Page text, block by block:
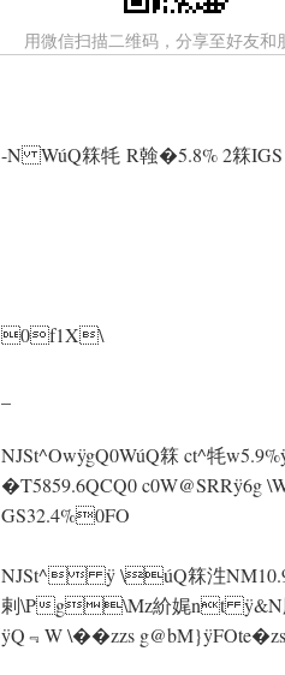
用微信扫描二维码，分享至好友和
-N WúQ箖牦 R螒�5.8% 2箖IGS
0f1X\
NJSt^O w ÿgQ0WúQ箖 ct^牦
�T5859.6QCQ0 c0W@SRR ÿ6g
GS32.4%0FO
NJSt^ ÿ \úQ箖泩
剌\Pg\Mz紒娓nt ÿ&N胉
ÿQ﹃ W \��zzs g@bM}